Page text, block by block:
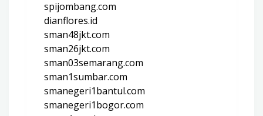
spijombang.com
dianflores.id
sman48jkt.com
sman26jkt.com
sman03semarang.com
sman1sumbar.com
smanegeri1bantul.com
smanegeri1bogor.com